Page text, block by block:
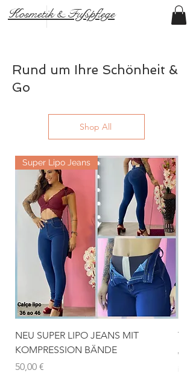
Kosmetik & Fußpflege
Rund um Ihre Schönheit &
Go
Shop All
Super Lipo Jeans
NEU SUPER LIPO JEANS MIT
KOMPRESSION BÄNDE
Preis
50,00 €
TH